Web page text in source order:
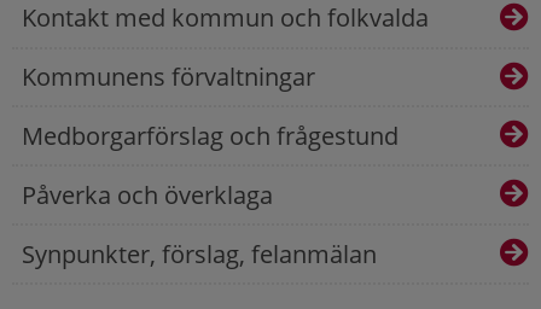
Kontakt med kommun och folkvalda
Kommunens förvaltningar
Medborgarförslag och frågestund
Påverka och överklaga
Synpunkter, förslag, felanmälan